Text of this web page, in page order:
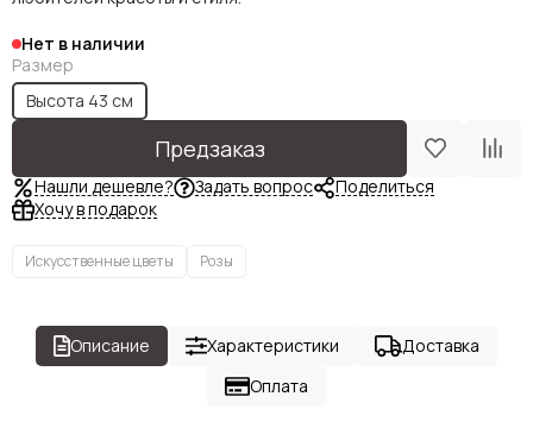
Нет в наличии
Размер
Высота 43 см
Предзаказ
Нашли дешевле? Задать вопрос
Поделиться
Хочу в подарок
Искусственные цветы Розы
Описание Характеристики
Доставка
Оплата